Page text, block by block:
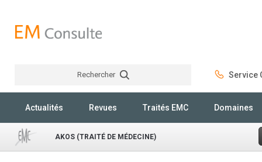
Rechercher Service
Actualités Revues Traités EMC Domaines
AKOS (TRAITÉ DE MÉDECINE)